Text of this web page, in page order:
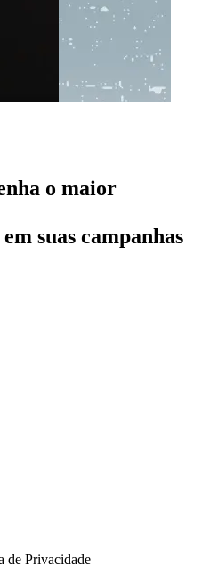
o maior
em suas campanhas
de Privacidade